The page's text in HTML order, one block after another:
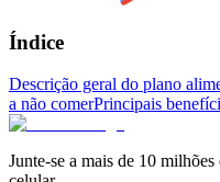
Índice
Descrição geral do plano
a não comerPrincipais
Junte-se a mais de 10